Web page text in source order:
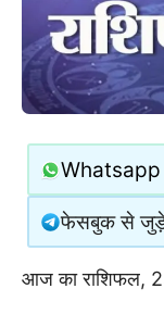
फेसबुक से
आज का राशिफल,